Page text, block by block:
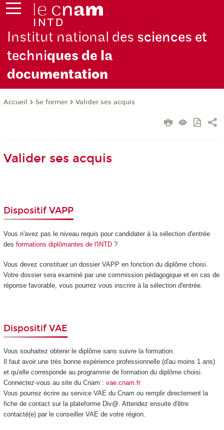
Institut national des sciences et
techniques de la
documentation
Accueil Se former Valider ses acquis
Valider ses acquis
Dispositif VAPP
Vous n'avez pas le niveau requis pour candidater à la sélection d'entrée
des formations diplômantes de l'INTD?
Vous devez constituer un dossier VAPP en fonction du diplôme choisi.
Votre dossier sera examiné par une commission pédagogique et en cas de
réponse favorable, vous pourrez vous inscrire à la sélection d'entrée.
Dispositif VAE
Vous souhaitez obtenir le diplôme sans suivre la formation.
Il faut avoir une très bonne expérience professionnelle (d'au moins 1 ans)
et qu'elle corresponde au programme de formation du diplôme choisi.
Connectez-vous au site du Cnam : vae.cnam.fr
Vous pourrez écrire au service VAE du Cnam ou remplir directement la
fiche de contact sur la plateforme Div@. Attendez ensuite d'être
contacté(e) par le conseiller VAE de votre région.